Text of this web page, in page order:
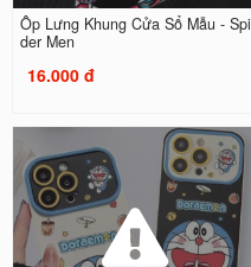
Ốp Lưng Khung Cửa Sổ Mẫu - Spi
der Men
16.000 đ